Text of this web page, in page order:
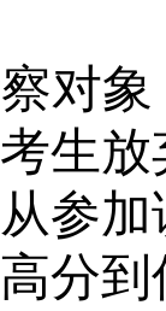
察对
生
参
分